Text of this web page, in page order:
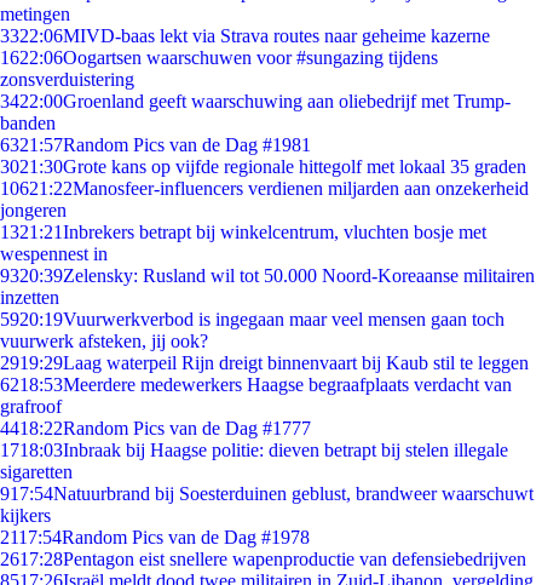
metingen
3322:06MIVD-baas lekt via Strava routes naar geheime kazerne
1622:06Oogartsen waarschuwen voor #sungazing tijdens
zonsverduistering
3422:00Groenland geeft waarschuwing aan oliebedrijf met Trump-
banden
6321:57Random Pics van de Dag #1981
3021:30Grote kans op vijfde regionale hittegolf met lokaal 35 graden
10621:22Manosfeer-influencers verdienen miljarden aan onzekerheid
jongeren
1321:21Inbrekers betrapt bij winkelcentrum, vluchten bosje met
wespennest in
9320:39Zelensky: Rusland wil tot 50.000 Noord-Koreaanse militairen
inzetten
5920:19Vuurwerkverbod is ingegaan maar veel mensen gaan toch
vuurwerk afsteken, jij ook?
2919:29Laag waterpeil Rijn dreigt binnenvaart bij Kaub stil te leggen
6218:53Meerdere medewerkers Haagse begraafplaats verdacht van
grafroof
4418:22Random Pics van de Dag #1777
1718:03Inbraak bij Haagse politie: dieven betrapt bij stelen illegale
sigaretten
917:54Natuurbrand bij Soesterduinen geblust, brandweer waarschuwt
kijkers
2117:54Random Pics van de Dag #1978
2617:28Pentagon eist snellere wapenproductie van defensiebedrijven
8517:26Israël meldt dood twee militairen in Zuid-Libanon, vergelding